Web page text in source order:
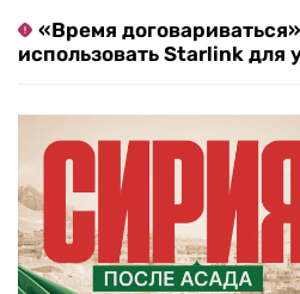
«Время
использовать Starlink для